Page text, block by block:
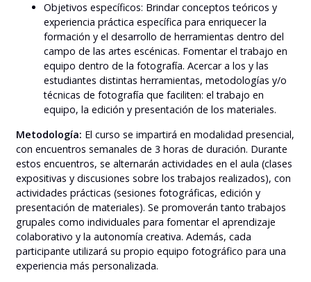
Objetivos específicos: Brindar conceptos teóricos y
experiencia práctica específica para enriquecer la
formación y el desarrollo de herramientas dentro del
campo de las artes escénicas. Fomentar el trabajo en
equipo dentro de la fotografía. Acercar a los y las
estudiantes distintas herramientas, metodologías y/o
técnicas de fotografía que faciliten: el trabajo en
equipo, la edición y presentación de los materiales.
Metodología: El curso se impartirá en modalidad presencial,
con encuentros semanales de 3 horas de duración. Durante
estos encuentros, se alternarán actividades en el aula (clases
expositivas y discusiones sobre los trabajos realizados), con
actividades prácticas (sesiones fotográficas, edición y
presentación de materiales). Se promoverán tanto trabajos
grupales como individuales para fomentar el aprendizaje
colaborativo y la autonomía creativa. Además, cada
participante utilizará su propio equipo fotográfico para una
experiencia más personalizada.